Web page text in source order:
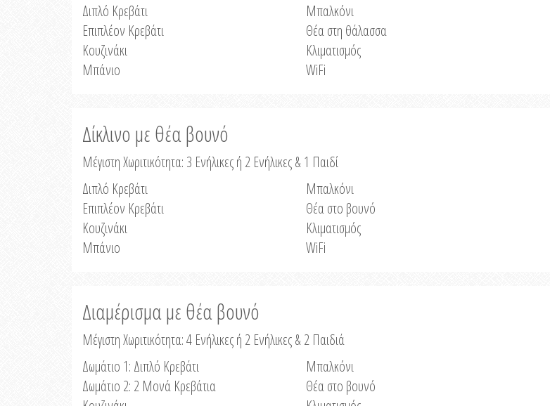
Διπλό Κρεβάτι
Επιπλέον Κρεβάτι
Κουζινάκι
Μπάνιο
Μπαλκόνι
Θέα στη θάλασσα
Κλιματισμός
WiFi
Δίκλινο με θέα βουνό
Μέγιστη Χωριτικότητα: 3 Ενήλικες ή 2 Ενήλικες & 1 Παιδί
Διπλό Κρεβάτι
Επιπλέον Κρεβάτι
Κουζινάκι
Μπάνιο
Μπαλκόνι
Θέα στο βουνό
Κλιματισμός
WiFi
Διαμέρισμα με θέα βουνό
Μέγιστη Χωριτικότητα: 4 Ενήλικες ή 2 Ενήλικες & 2 Παιδιά
Δωμάτιο 1: Διπλό Κρεβάτι
Δωμάτιο 2: 2 Μονά Κρεβάτια
Μπαλκόνι
Θέα στο βουνό